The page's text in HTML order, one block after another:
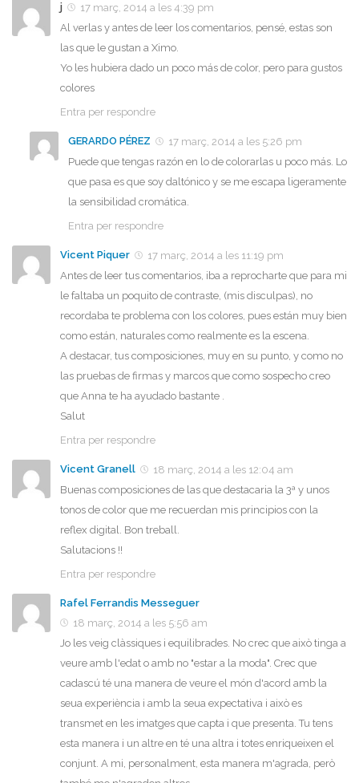
j
17 març, 2014 a les 4:39 pm
Al verlas y antes de leer los comentarios, pensé, estas son
las que le gustan a Ximo.
Yo les hubiera dado un poco más de color, pero para gustos
colores
Entra per respondre
GERARDO PÉREZ
17 març, 2014 a les 5:26 pm
Puede que tengas razón en lo de colorarlas u poco más. Lo
que pasa es que soy daltónico y se me escapa ligeramente
la sensibilidad cromática.
Entra per respondre
Vicent Piquer
17 març, 2014 a les 11:19 pm
Antes de leer tus comentarios, iba a reprocharte que para mi
le faltaba un poquito de contraste, (mis disculpas), no
recordaba te problema con los colores, pues están muy bien
como están, naturales como realmente es la escena.
A destacar, tus composiciones, muy en su punto, y como no
las pruebas de firmas y marcos que como sospecho creo
que Anna te ha ayudado bastante .
Salut
Entra per respondre
Vicent Granell
18 març, 2014 a les 12:04 am
Buenas composiciones de las que destacaria la 3ª y unos
tonos de color que me recuerdan mis principios con la
reflex digital. Bon treball.
Salutacions !!
Entra per respondre
Rafel Ferrandis Messeguer
18 març, 2014 a les 5:56 am
Jo les veig clàssiques i equilibrades. No crec que això tinga a
veure amb l'edat o amb no "estar a la moda". Crec que
cadascú té una manera de veure el món d'acord amb la
seua experiència i amb la seua expectativa i això es
transmet en les imatges que capta i que presenta. Tu tens
esta manera i un altre en té una altra i totes enriqueixen el
conjunt. A mi, personalment, esta manera m'agrada, però